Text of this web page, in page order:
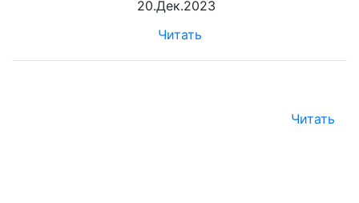
20.Дек.2023
Читать
Читать